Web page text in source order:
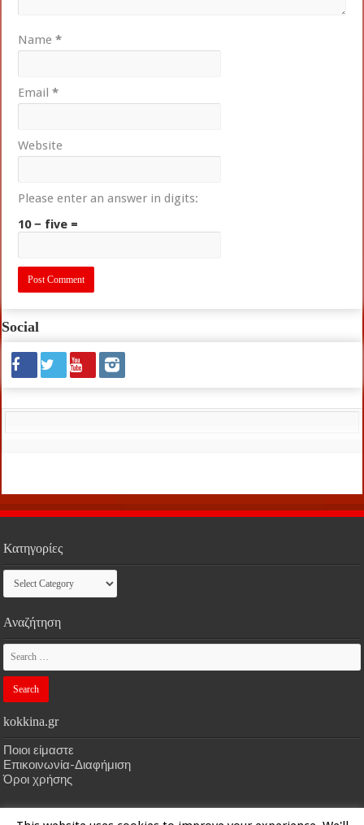
Name*
Email*
Website
Please enter an answer in digits:
10 − five =
Social
Κατηγορίες
Κατηγορίες
Αναζήτηση
kokkina.gr
Ποιοι είμαστε
Επικοινωνία-Διαφήμιση
Όροι χρήσης